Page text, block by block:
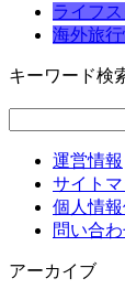
ライフ
海外旅行
キーワード検
運営情報
サイト
個人情
問い合
アーカイブ